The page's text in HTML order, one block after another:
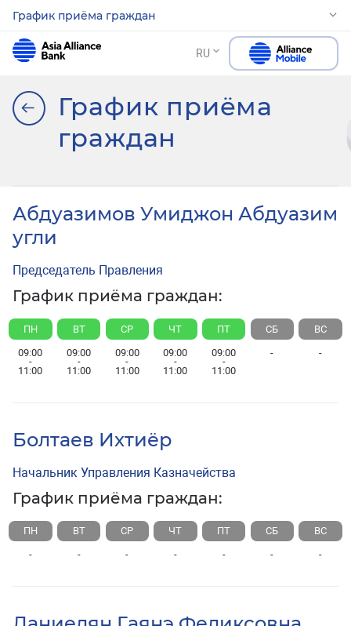
График приёма граждан
RU
График приёма
граждан
Абдуазимов Умиджон Абдуазим
угли
Председатель Правления
График приёма граждан:
ПН
09:00
-
11:00
ВТ
09:00
-
11:00
СР
09:00
-
11:00
ЧТ
09:00
-
11:00
ПТ
09:00
-
11:00
СБ
-
ВС
-
Болтаев Ихтиёр
Начальник Управления Казначейства
График приёма граждан:
ПН
-
ВТ
-
СР
-
ЧТ
-
ПТ
-
СБ
-
ВС
-